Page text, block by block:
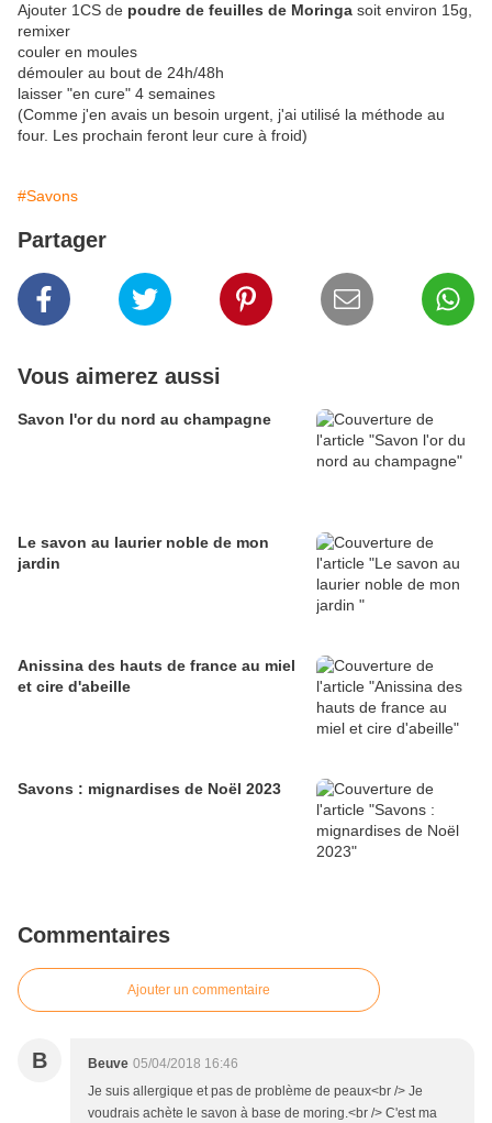
Ajouter 1CS de poudre de feuilles de Moringa soit environ 15g,
remixer
couler en moules
démouler au bout de 24h/48h
laisser "en cure" 4 semaines
(Comme j'en avais un besoin urgent, j'ai utilisé la méthode au
four. Les prochain feront leur cure à froid)
#Savons
Partager
Vous aimerez aussi
Savon l'or du nord au champagne
Le savon au laurier noble de mon
jardin
Anissina des hauts de france au miel
et cire d'abeille
Savons : mignardises de Noël 2023
Commentaires
Ajouter un commentaire
B Beuve 05/04/2018 16:46
Je suis allergique et pas de problème de peaux<br /> Je
voudrais achète le savon à base de moring.<br /> C'est ma